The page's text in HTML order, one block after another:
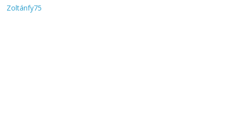
Zoltánfy75